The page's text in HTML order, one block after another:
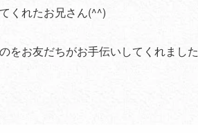
くれたお兄さん(^^)
をお友だちがお手伝いしてくれました